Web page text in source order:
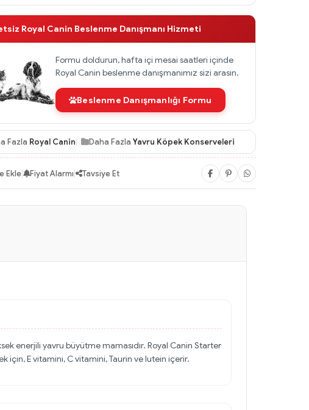
Royal Canin Beslenme Danışmanı Hizmeti
Formu doldurun, hafta içi mesai saatleri içinde
Royal Canin beslenme danışmanımız sizi arasın.
Beslenme Danışmanlığı Formu
Fazla Royal Canin Daha Fazla Yavru Köpek Konserveleri
Ekle| Fiyat Alarmı| Tavsiye Et
enerjili yavru büyütme mamasıdır. Royal Canin Starter
için, E vitamini, C vitamini, Taurin ve lutein içerir.